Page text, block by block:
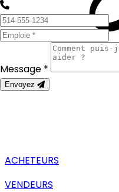
ACHETEURS
VENDEURS
Message *
Envoyez